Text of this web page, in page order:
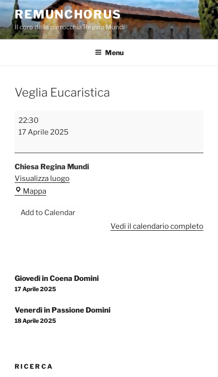
Salta
contenuto
REMUNCHORUS
Il coro della parrocchia Regina Mundi
Menu
Veglia Eucaristica
Veglia
Eucaristica
22:30
17 Aprile 2025
Chiesa Regina Mundi
Visualizza luogo
MappaChiesa
Mundi
Add to Calendar
Vedi il calendario completo
articoli
Giovedì in Coena Domini
17 Aprile 2025
Venerdì in Passione Domini
18 Aprile 2025
RICERCA